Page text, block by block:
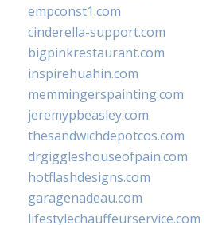
empconst1.com
cinderella-support.com
bigpinkrestaurant.com
inspirehuahin.com
memmingerspainting.com
jeremypbeasley.com
thesandwichdepotcos.com
drgiggleshouseofpain.com
hotflashdesigns.com
garagenadeau.com
lifestylechauffeurservice.com